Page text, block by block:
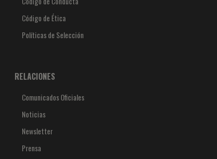
Código de Ética
Políticas de Selección
RELACIONES
Comunicados Oficiales
Noticias
Newsletter
Prensa